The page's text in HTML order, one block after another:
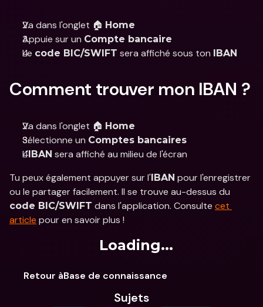
Va dans l'onglet 🏠 Home
Appuie sur un Compte bancaire
Le code BIC/SWIFT sera affiché sous ton IBAN
Comment trouver mon IBAN ?
Va dans l'onglet 🏠 Home
Sélectionne un Comptes bancaires
L'IBAN sera affiché au milieu de l'écran
Tu peux également appuyer sur l'IBAN pour l'enregistrer
code BIC/SWIFT dans l'application. Consulte cet
article pour en savoir plus !
Loading...
Retour àBase de connaissance
Sujets